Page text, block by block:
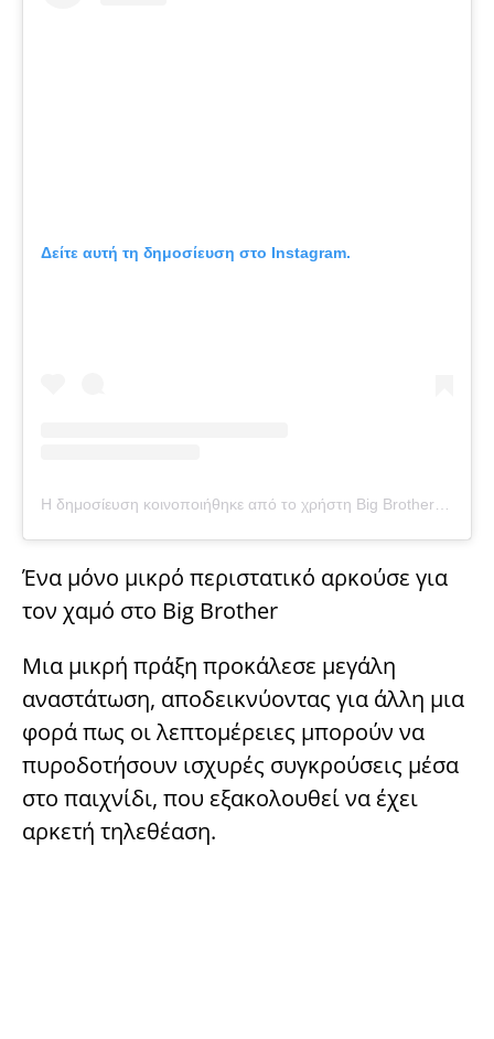
Δείτε αυτή τη δημοσίευση στο Instagram.
Ένα μόνο μικρό περιστατικό αρκούσε για
τον χαμό στο Big Brother
Μια μικρή πράξη προκάλεσε μεγάλη
αναστάτωση, αποδεικνύοντας για άλλη μια
φορά πως οι λεπτομέρειες μπορούν να
πυροδοτήσουν ισχυρές συγκρούσεις μέσα
στο παιχνίδι, που εξακολουθεί να έχει
αρκετή τηλεθέαση.